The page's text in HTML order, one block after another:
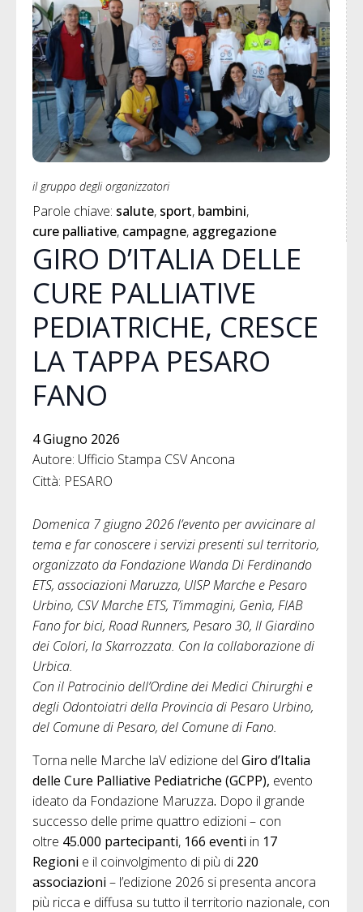
il gruppo degli organizzatori
Parole chiave: salute sport bambini
cure palliative campagne aggregazione
GIRO D’ITALIA DELLE
CURE PALLIATIVE
PEDIATRICHE, CRESCE
LA TAPPA PESARO
FANO
4 Giugno 2026
Autore: Ufficio Stampa CSV Ancona
Città: PESARO
Domenica 7 giugno 2026 l’evento per avvicinare al
tema e far conoscere i servizi presenti sul territorio,
organizzato da Fondazione Wanda Di Ferdinando
ETS, associazioni Maruzza, UISP Marche e Pesaro
Urbino, CSV Marche ETS, T’immagini, Genìa, FIAB
Fano for bici, Road Runners, Pesaro 30, Il Giardino
dei Colori, la Skarrozzata. Con la collaborazione di
Urbica.
Con il Patrocinio dell’Ordine dei Medici Chirurghi e
degli Odontoiatri della Provincia di Pesaro Urbino,
del Comune di Pesaro, del Comune di Fano.
Torna nelle Marche laV edizione del Giro d’Italia
delle Cure Palliative Pediatriche (GCPP), evento
ideato da Fondazione Maruzza. Dopo il grande
successo delle prime quattro edizioni – con
oltre 45.000 partecipanti, 166 eventi in 17
Regioni e il coinvolgimento di più di 220
associazioni – l’edizione 2026 si presenta ancora
più ricca e diffusa su tutto il territorio nazionale, con